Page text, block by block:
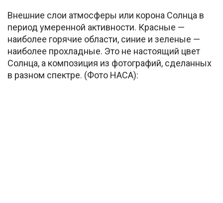
Внешние слои атмосферы или корона Солнца в
период умеренной активности. Красные —
наиболее горячие области, синие и зеленые —
наиболее прохладные. Это не настоящий цвет
Солнца, а композиция из фотографий, сделанных
в разном спектре. (Фото НАСА):